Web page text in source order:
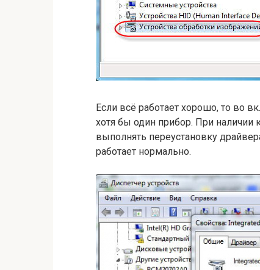
Если всё работает хорошо, то во
хотя бы один прибор. При наличии
выполнять переустановку
работает нормально.